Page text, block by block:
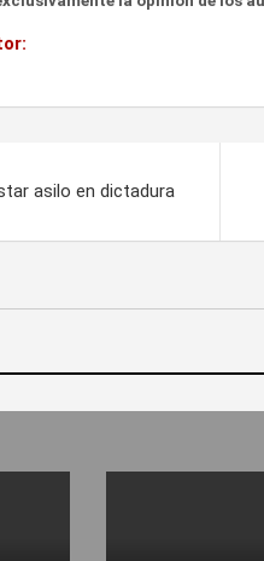
asilo en dictadura